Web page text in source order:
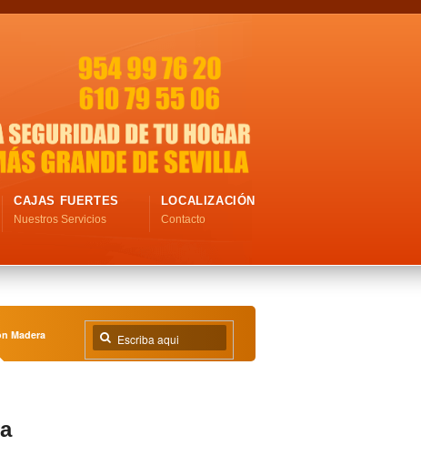
CAJAS FUERTES
Nuestros Servicios
LOCALIZACIÓN
Contacto
Madera